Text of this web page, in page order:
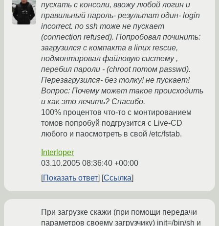
пускать с консоли, ввожу любой логин и
правильный пароль- результат один- login
incorrect. по ssh тоже не пускает
(connection refused). Попробовал починить:
загрузился с компакта в linux rescue,
подмонтировал файловую систему ,
перебил пароли - (chroot потом passwd).
Перезагрузился- без толку! не пускает!
Вопрос: Почему может такое происходить
и как это лечить? Спасибо.
100% процентов что-то с монтированием
томов попробуй подгрузится с Live-CD
любого и паосмотреть в свой /etc/fstab.
Interloper
03.10.2005 08:36:40 +00:00
Показать ответ
Ссылка
При загрузке скажи (при помощи передачи
параметров своему загрузчику) init=/bin/sh и